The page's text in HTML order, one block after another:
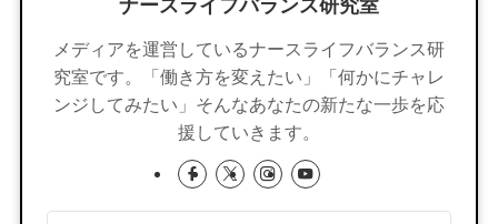
ナースライフバランス研究室
メディアを運営しているナースライフバランス研
究室です。「働き方を変えたい」「何かにチャレ
ンジしてみたい」そんなあなたの新たな一歩を応
援していきます。